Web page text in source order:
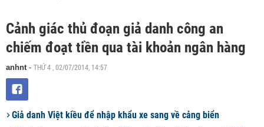
Cảnh giác thủ đoạn giả danh công an
chiếm đoạt tiền qua tài khoản ngân hàng
anhnt- THỨ 4 , 02/07/2014, 14:57
Giả danh Việt kiều để nhập khẩu xe sang về cảng biển